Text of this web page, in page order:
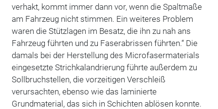
verhakt, kommt immer dann vor, wenn die Spaltmaße
am Fahrzeug nicht stimmen. Ein weiteres Problem
waren die Stützlagen im Besatz, die ihn zu nah ans
Fahrzeug führten und zu Faserabrissen führten.“ Die
damals bei der Herstellung des Microfasermaterials
eingesetzte Strichkalandrierung führte außerdem zu
Sollbruchstellen, die vorzeitigen Verschleiß
verursachten, ebenso wie das laminierte
Grundmaterial, das sich in Schichten ablösen konnte.